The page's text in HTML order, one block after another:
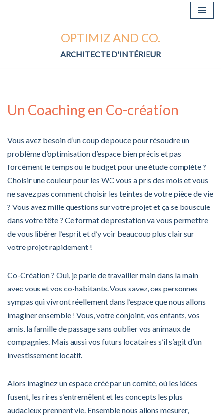
OPTIMIZ AND CO.
ARCHITECTE D'INTÉRIEUR
Un Coaching en Co-création
Vous avez besoin d’un coup de pouce pour résoudre un
problème d’optimisation d’espace bien précis et pas
forcément le temps ou le budget pour une étude complète ?
Choisir une couleur pour les WC vous a pris des mois et vous
ne savez pas comment choisir les teintes de votre pièce de vie
? Vous avez mille questions sur votre projet et ça se bouscule
dans votre tête ? Ce format de prestation va vous permettre
de vous libérer l’esprit et d’y voir beaucoup plus clair sur
votre projet rapidement !
Co-Création ? Oui, je parle de travailler main dans la main
avec vous et vos co-habitants. Vous savez, ces personnes
sympas qui vivront réellement dans l’espace que nous allons
imaginer ensemble ! Vous, votre conjoint, vos enfants, vos
amis, la famille de passage sans oublier vos animaux de
compagnies. Mais aussi vos futurs locataires s’il s’agit d’un
investissement locatif.
Alors imaginez un espace créé par un comité, où les idées
fusent, les rires s’entremêlent et les concepts les plus
audacieux prennent vie. Ensemble nous allons mesurer,